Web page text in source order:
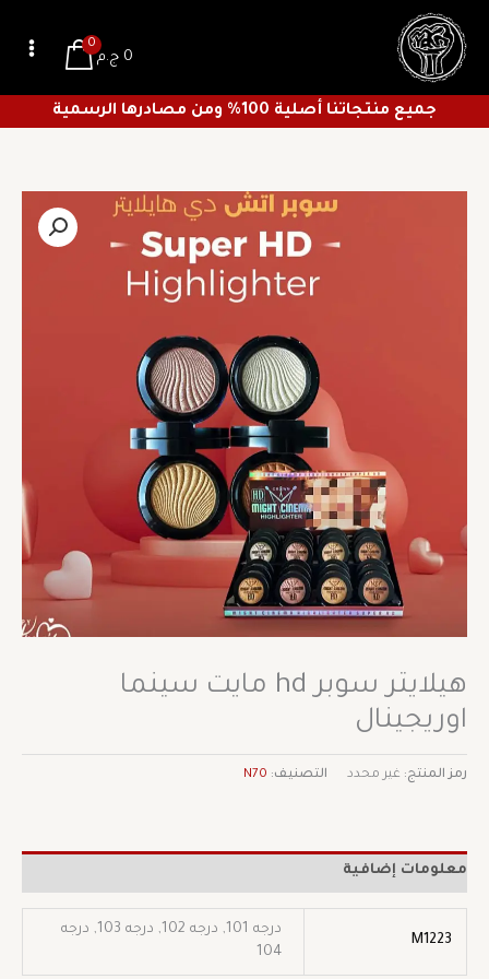
المحتوى
0 ج.م
0
جميع منتجاتنا أصلية 100% ومن مصادرها الرسمية
هيلايتر سوبر hd مايت سينما
اوريجينال
رمز المنتج: غير محدد التصنيف: N70
معلومات إضافية
M1223
درجه 101, درجه 102, درجه 103, درجه
104